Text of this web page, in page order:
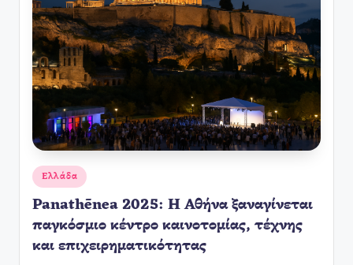
Αναρτήθηκε
σε
Ελλάδα
Panathēnea 2025: Η Αθήνα ξαναγίνεται
παγκόσμιο κέντρο καινοτομίας, τέχνης
και επιχειρηματικότητας